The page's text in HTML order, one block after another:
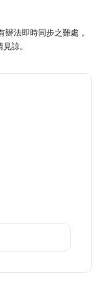
法即時同步之難處，
諒。